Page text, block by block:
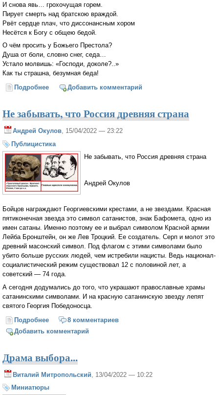
И снова явь… грохочущая горем.
Пирует смерть над братскою враждой.
Рвёт сердце плач, что диссонансным хором
Несётся к Богу с общею бедой.
О чём просить у Божьего Престола?
Душа от боли, словно снег, седа…
Устало молвишь: «Господи, доколе?..»
Как ты страшна, безумная беда!
Подробнее о И снова сон...
Добавить комментарий
Не забывать, что Россия древняя страна
Андрей Окулов , 15/04/2022 — 23:22
Публицистика
Не забывать, что Россия древняя страна
Андрей Окулов
Бойцов награждают Георгиевскими крестами, а не звездами. Красная
пятиконечная звезда это символ сатанистов, знак Бафомета, одно из
имен сатаны. Именно поэтому ее и выбрал символом Красной армии
Лейба Бронштейн, он же Лев Троцкий. Ее создатель. Серп и молот это
древний масонский символ. Под флагом с этими символами было
убито больше русских людей, чем истребили нацисты. Ведь национал-
социалистический режим существовал 12 с половиной лет, а
советский — 74 года.
А сегодня додумались до того, что украшают православные храмы
сатанинскими символами. И на красную сатанинскую звезду лепят
святого Георгия Победоносца.
Подробнее о Не забывать, что Россия древняя страна
8 комментариев
Добавить комментарий
Драма выбора...
Виталий Митропольский , 13/04/2022 — 10:22
Миниатюры